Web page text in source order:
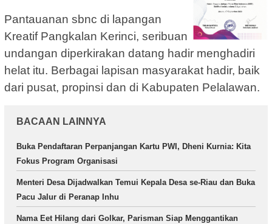
Pantauanan sbnc di lapangan
Kreatif Pangkalan Kerinci, seribuan
undangan diperkirakan datang hadir menghadiri
helat itu. Berbagai lapisan masyarakat hadir, baik
dari pusat, propinsi dan di Kabupaten Pelalawan.
BACAAN LAINNYA
Buka Pendaftaran Perpanjangan Kartu PWI, Dheni Kurnia: Kita
Fokus Program Organisasi
Menteri Desa Dijadwalkan Temui Kepala Desa se-Riau dan Buka
Pacu Jalur di Peranap Inhu
Nama Eet Hilang dari Golkar, Parisman Siap Menggantikan